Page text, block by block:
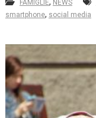
FAMIGLIE NEWS
smartphone, social media